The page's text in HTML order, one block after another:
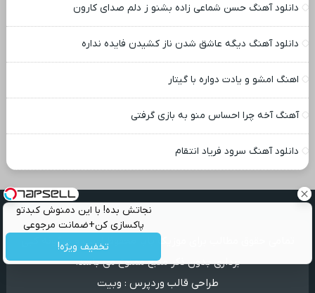
نجاتش بده! با این دمنوش کبدتو
پاکسازی کن+ضمانت مرجوعی
تخفیف ویژه!
دانلود آهنگ حسن شماعی زاده بشنو ز دلم صدای کارون
دانلود آهنگ دیگه عاشق شدن ناز کشیدن فایده نداره
اهنگ امشو و یادت دواره با گیتار
آهنگ آخه چرا احساس منو به بازی گرفتی
دانلود آهنگ سرود فریاد انتقام
تمامی حقوق مطالب برای موزیک بابا محفوظ است و هرگونه کپی
برداری بدون ذکر منبع ممنوع می باشد.
طراحی قالب وردپرس : وبیت